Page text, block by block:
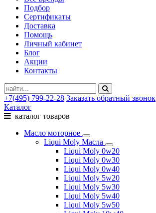
Подбор
Сертификаты
Доставка
Помощь
Личный кабинет
Блог
Акции
Контакты
+7(495) 799-22-28 Заказать обратный звонок
Каталог
каталог товаров
Масло моторное
Liqui Moly Масла
Liqui Moly 0w20
Liqui Moly 0w30
Liqui Moly 0w40
Liqui Moly 5w20
Liqui Moly 5w30
Liqui Moly 5w40
Liqui Moly 5w50